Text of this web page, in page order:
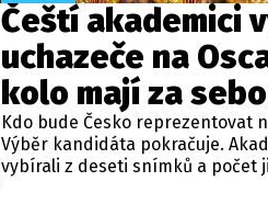
Čeští akademici
uchazeče na
kolo mají za
Kdo bude Česko reprezentovat
Výběr kandidáta pokračuje.
vybírali z deseti snímků a počet